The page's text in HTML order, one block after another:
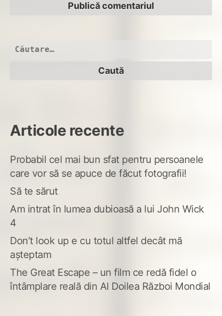
Caută
Articole recente
Probabil cel mai bun sfat pentru persoanele
care vor să se apuce de făcut fotografii!
Să te sărut
Am intrat în lumea dubioasă a lui John Wick
4
Don’t look up e cu totul altfel decât mă
așteptam
The Great Escape – un film ce redă fidel o
întâmplare reală din Al Doilea Război Mondial